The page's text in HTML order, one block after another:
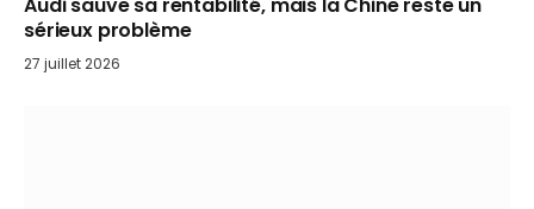
Audi sauve sa rentabilité, mais la Chine reste un
sérieux problème
27 juillet 2026